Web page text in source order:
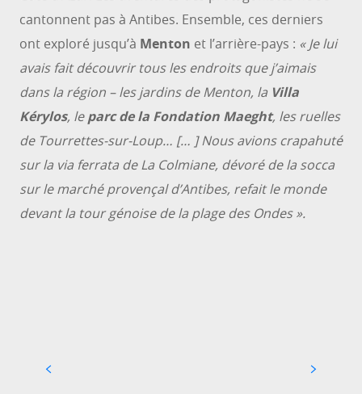
cantonnent pas à Antibes. Ensemble, ces derniers
ont exploré jusqu’à Menton et l’arrière-pays : « Je lui
avais fait découvrir tous les endroits que j’aimais
dans la région – les jardins de Menton, la Villa
Kérylos, leparc de la Fondation Maeght, les ruelles
de Tourrettes-sur-Loup… [… ] Nous avions crapahuté
sur la via ferrata de La Colmiane, dévoré de la socca
sur le marché provençal d’Antibes, refait le monde
devant la tour génoise de la plage des Ondes ».